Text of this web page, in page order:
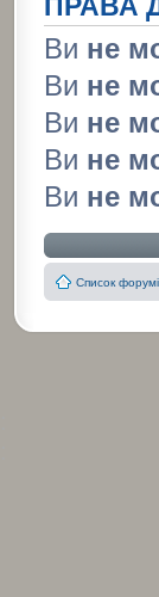
Ви не
Ви не
Ви не
Ви не
Ви не
Список